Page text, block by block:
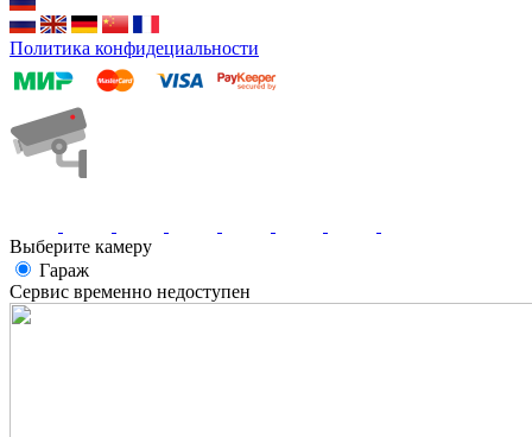
Политика конфидециальности
Выберите камеру
Гараж
Сервис временно недоступен